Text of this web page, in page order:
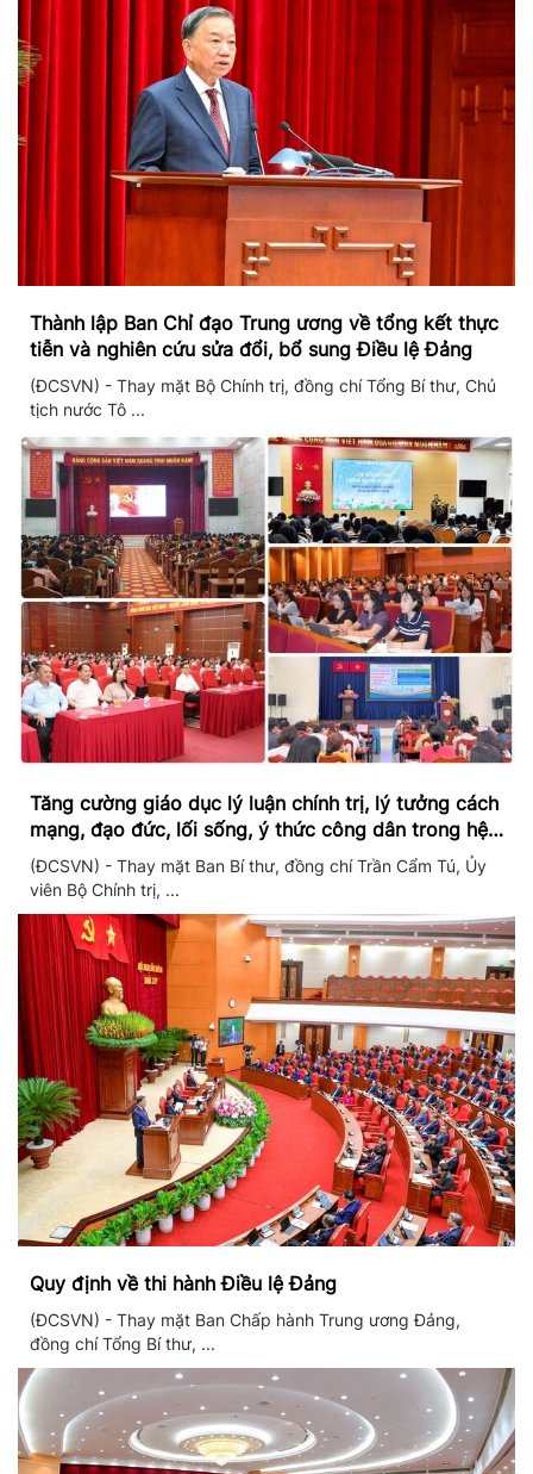
Thành lập Ban Chỉ đạo Trung ương về tổng kết thực
tiễn và nghiên cứu sửa đổi, bổ sung Điều lệ Đảng
(ĐCSVN) - Thay mặt Bộ Chính trị, đồng chí Tổng Bí thư, Chủ
tịch nước Tô ...
Tăng cường giáo dục lý luận chính trị, lý tưởng cách
mạng, đạo đức, lối sống, ý thức công dân trong hệ
thống giáo dục quốc dân
(ĐCSVN) - Thay mặt Ban Bí thư, đồng chí Trần Cẩm Tú, Ủy
viên Bộ Chính trị, ...
Quy định về thi hành Điều lệ Đảng
(ĐCSVN) - Thay mặt Ban Chấp hành Trung ương Đảng,
đồng chí Tổng Bí thư, ...